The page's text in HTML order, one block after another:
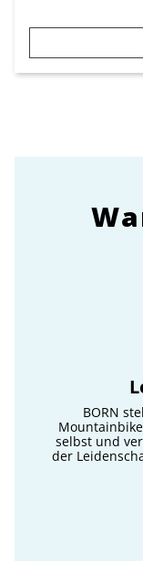
BORN
selbst und
der